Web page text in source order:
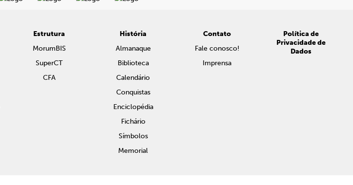
Estrutura
MorumBIS
SuperCT
CFA
História
Almanaque
Biblioteca
Calendário
Conquistas
Enciclopédia
Fichário
Símbolos
Memorial
Contato
Fale conosco!
Imprensa
Política de
Privacidade de
Dados